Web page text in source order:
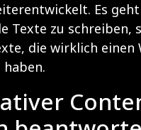
Es
Texte zu schreiben,
die wirklich einen